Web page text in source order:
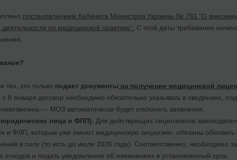
постановлением Кабинета Министров Украины № 781 “О
по медицинской практике”.
С этой даты требование
тех, кто только подает документы на получение медицинской
с 8 января договор необходимо обязательно указывать в сведениях,
— МОЗ автоматически будет отклонять заявления.
лица и ФЛП). Для действующих лицензиатов
и ФЛП, которые уже имеют медицинскую лицензию, обязаны
в силу (то есть до июля 2026 года). Соответственно, необходимо
отходов и подать уведомление об изменениях в установленный срок.